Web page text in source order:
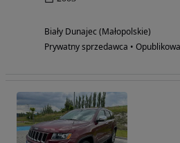
Biały Dunajec (Małopolskie)
Prywatny sprzedawca •